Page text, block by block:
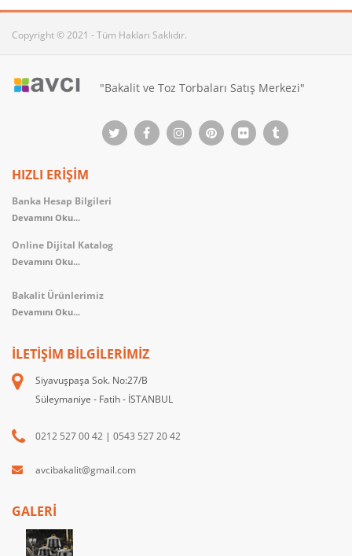
Copyright © 2021 - Tüm Hakları Saklıdır.
"Bakalit ve Toz Torbaları Satış Merkezi"
HIZLI ERİŞİM
Banka Hesap Bilgileri
Devamını Oku...
Online Dijital Katalog
Devamını Oku...
Bakalit Ürünlerimiz
Devamını Oku...
İLETIŞIM BILGILERIMIZ
Siyavuşpaşa Sok. No:27/B
Süleymaniye - Fatih - İSTANBUL
0212 527 00 42 | 0543 527 20 42
avcibakalit@gmail.com
GALERİ